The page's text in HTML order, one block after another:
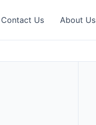
Contact Us About Us